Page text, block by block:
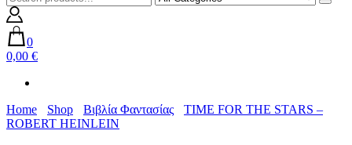
0
0,00 €
Home Shop Βιβλία Φαντασίας
TIME FOR THE STARS –
ROBERT HEINLEIN